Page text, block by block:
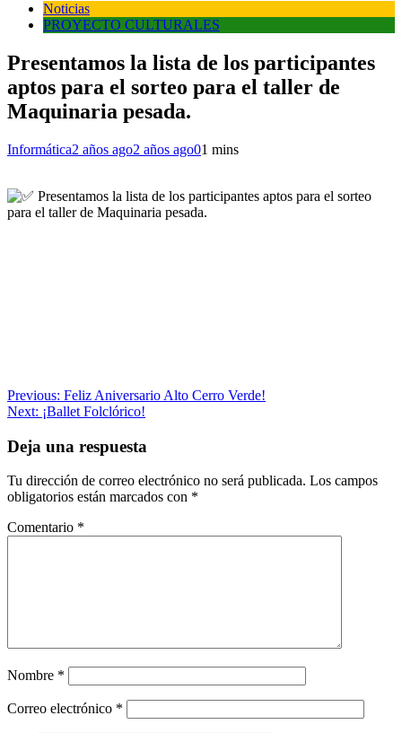
Noticias
PROYECTO CULTURALES
Presentamos la lista de los participantes
aptos para el sorteo para el taller de
Maquinaria pesada.
Informática2 años ago2 años ago01 mins
Presentamos la lista de los participantes aptos para el sorteo
para el taller de Maquinaria pesada.
Navegación
de
entradas
Previous: Feliz Aniversario Alto Cerro Verde!
Next: ¡Ballet Folclórico!
Deja una respuesta
Tu dirección de correo electrónico no será publicada. Los campos
obligatorios están marcados con *
Comentario *
Nombre *
Correo electrónico *